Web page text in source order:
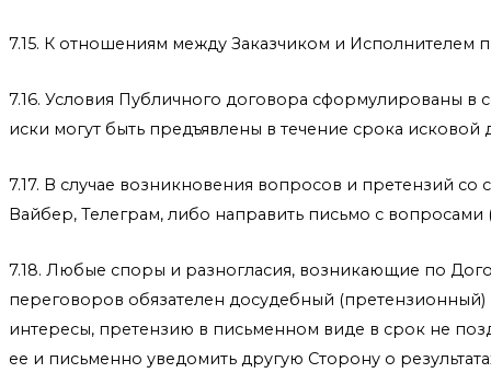
7.15. К отношениям между Заказчиком и Исполнителем
7.16. Условия Публичного договора сформулированы
иски могут быть предъявлены в течение срока
7.17. В случае возникновения вопросов и претензий
Вайбер, Телеграм, либо направить письмо с
7.18. Любые споры и разногласия, возникающие по
переговоров обязателен досудебный
интересы, претензию в письменном виде в срок не
ее и письменно уведомить другую Сторону о